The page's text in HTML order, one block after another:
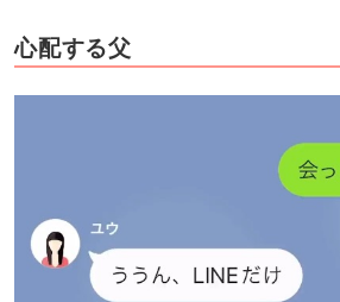
心配する父